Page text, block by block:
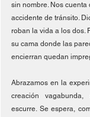
sin nombre. Nos
accidente de tránsito.
roban la vida a los dos.
su cama donde las
encierran quedan
Abrazamos en la
creación
escurre. Se espera,